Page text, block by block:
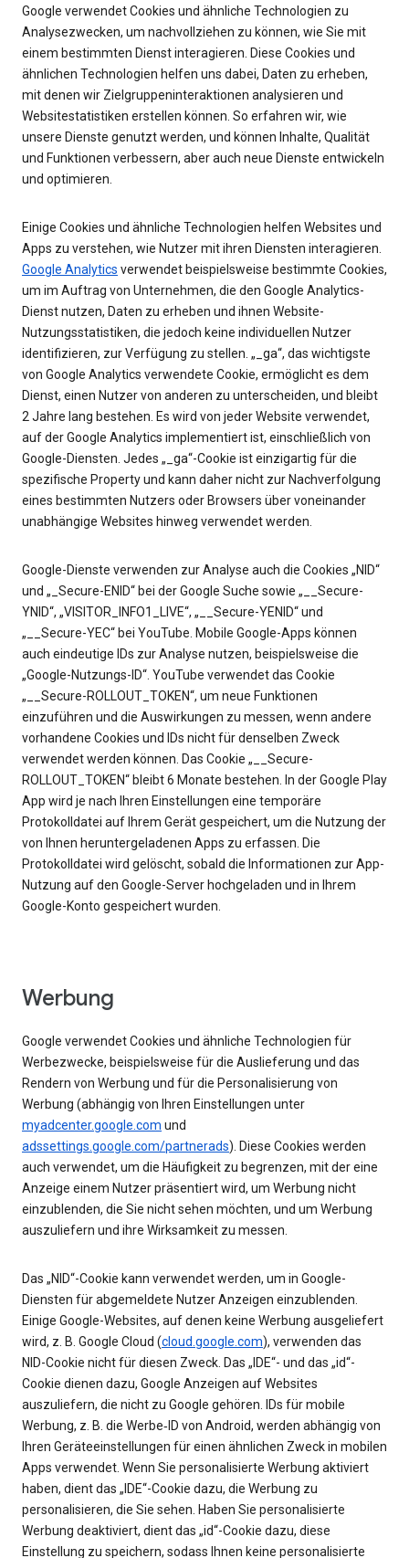
Google verwendet Cookies und ähnliche Technologien zu
Analysezwecken, um nachvollziehen zu können, wie Sie mit
einem bestimmten Dienst interagieren. Diese Cookies und
ähnlichen Technologien helfen uns dabei, Daten zu erheben,
mit denen wir Zielgruppeninteraktionen analysieren und
Websitestatistiken erstellen können. So erfahren wir, wie
unsere Dienste genutzt werden, und können Inhalte, Qualität
und Funktionen verbessern, aber auch neue Dienste entwickeln
und optimieren.
Einige Cookies und ähnliche Technologien helfen Websites und
Apps zu verstehen, wie Nutzer mit ihren Diensten interagieren.
Google Analytics verwendet beispielsweise bestimmte Cookies,
um im Auftrag von Unternehmen, die den Google Analytics-
Dienst nutzen, Daten zu erheben und ihnen Website-
Nutzungsstatistiken, die jedoch keine individuellen Nutzer
identifizieren, zur Verfügung zu stellen. „_ga“, das wichtigste
von Google Analytics verwendete Cookie, ermöglicht es dem
Dienst, einen Nutzer von anderen zu unterscheiden, und bleibt
2 Jahre lang bestehen. Es wird von jeder Website verwendet,
auf der Google Analytics implementiert ist, einschließlich von
Google-Diensten. Jedes „_ga“-Cookie ist einzigartig für die
spezifische Property und kann daher nicht zur Nachverfolgung
eines bestimmten Nutzers oder Browsers über voneinander
unabhängige Websites hinweg verwendet werden.
Google-Dienste verwenden zur Analyse auch die Cookies „NID“
und „_Secure-ENID“ bei der Google Suche sowie „__Secure-
YNID“, „VISITOR_INFO1_LIVE“, „__Secure-YENID“ und
„__Secure-YEC“ bei YouTube. Mobile Google-Apps können
auch eindeutige IDs zur Analyse nutzen, beispielsweise die
„Google-Nutzungs-ID“. YouTube verwendet das Cookie
„__Secure-ROLLOUT_TOKEN“, um neue Funktionen
einzuführen und die Auswirkungen zu messen, wenn andere
vorhandene Cookies und IDs nicht für denselben Zweck
verwendet werden können. Das Cookie „__Secure-
ROLLOUT_TOKEN“ bleibt 6 Monate bestehen. In der Google Play
App wird je nach Ihren Einstellungen eine temporäre
Protokolldatei auf Ihrem Gerät gespeichert, um die Nutzung der
von Ihnen heruntergeladenen Apps zu erfassen. Die
Protokolldatei wird gelöscht, sobald die Informationen zur App-
Nutzung auf den Google-Server hochgeladen und in Ihrem
Google-Konto gespeichert wurden.
Werbung
Google verwendet Cookies und ähnliche Technologien für
Werbezwecke, beispielsweise für die Auslieferung und das
Rendern von Werbung und für die Personalisierung von
Werbung (abhängig von Ihren Einstellungen unter
myadcenter.google.com und
adssettings.google.com/partnerads). Diese Cookies werden
auch verwendet, um die Häufigkeit zu begrenzen, mit der eine
Anzeige einem Nutzer präsentiert wird, um Werbung nicht
einzublenden, die Sie nicht sehen möchten, und um Werbung
auszuliefern und ihre Wirksamkeit zu messen.
Das „NID“-Cookie kann verwendet werden, um in Google-
Diensten für abgemeldete Nutzer Anzeigen einzublenden.
Einige Google-Websites, auf denen keine Werbung ausgeliefert
wird, z. B. Google Cloud (cloud.google.com), verwenden das
NID-Cookie nicht für diesen Zweck. Das „IDE“- und das „id“-
Cookie dienen dazu, Google Anzeigen auf Websites
auszuliefern, die nicht zu Google gehören. IDs für mobile
Werbung, z. B. die Werbe‑ID von Android, werden abhängig von
Ihren Geräteeinstellungen für einen ähnlichen Zweck in mobilen
Apps verwendet. Wenn Sie personalisierte Werbung aktiviert
haben, dient das „IDE“-Cookie dazu, die Werbung zu
personalisieren, die Sie sehen. Haben Sie personalisierte
Werbung deaktiviert, dient das „id“-Cookie dazu, diese
Einstellung zu speichern, sodass Ihnen keine personalisierte